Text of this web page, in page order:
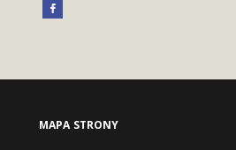
MAPA STRONY